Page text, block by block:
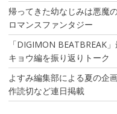
帰ってきた幼なじみは悪魔
ロマンスファンタジー
「DIGIMON BEATBREAK
キョウ編を振り返りトーク
よすみ編集部による夏の企
作読切など連日掲載